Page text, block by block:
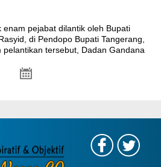
enam pejabat dilantik oleh Bupati
di Pendopo Bupati Tangerang,
tersebut, Dadan Gandana